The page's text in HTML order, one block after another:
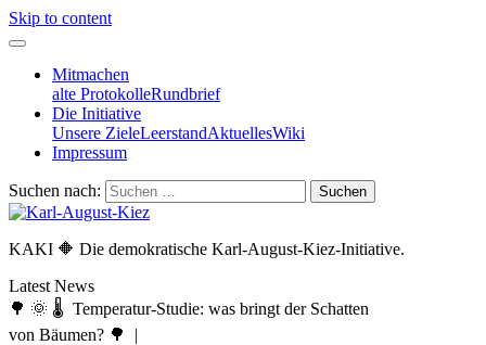
Skip to content
Mitmachen
alte ProtokolleRundbrief
Die Initiative
Unsere ZieleLeerstandAktuellesWiki
Impressum
Suchen nach:
KAKI 🔶 Die demokratische Karl-August-Kiez-Initiative.
Latest News
🌳 🌞 🌡️ Temperatur-Studie: was bringt der Schatten
von Bäumen? 🌳 |